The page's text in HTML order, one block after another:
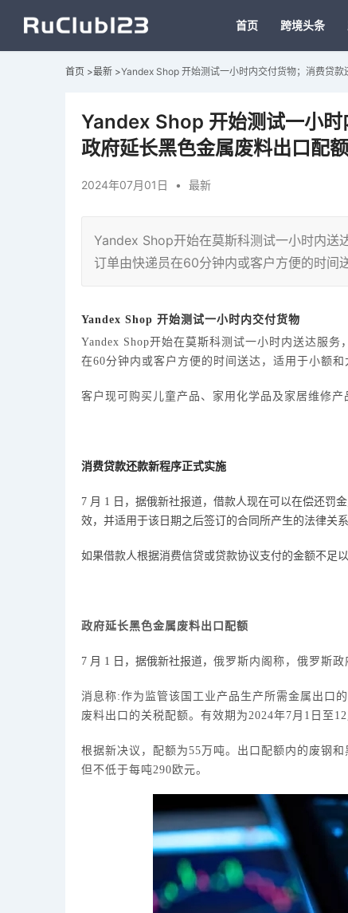
首页 跨境头条
首页 >最新 >Yandex Shop 开始测试一小时内交付货物；消费贷
Yandex Shop 开始测试一小
政府延长黑色金属废料出口配额
2024年07月01日 • 最新
Yandex Shop开始在莫斯科测试一小时内送
订单由快递员在60分钟内或客户方便的时间
Yandex Shop 开始测试一小时内交付货物
Yandex Shop开始在莫斯科测试一小时内送达服
在60分钟内或客户方便的时间送达，适用于小额和
客户现可购买儿童产品、家用化学品及家居维修
消费贷款还款新程序正式实施
7 月 1 日，据俄新社报道，借款人现在可以在偿还罚
效，并适用于该日期之后签订的合同所产生的法律关系
如果借款人根据消费信贷或贷款协议支付的金额不足
政府延长黑色金属废料出口配额
7 月 1 日，据俄新社报道， 俄罗斯内阁称，俄罗斯
消息称:作为监管该国工业产品生产所需金属出口
废料出口的关税配额。有效期为2024年7月1日至12
根据新决议，配额为55万吨。出口配额内的废钢
但不低于每吨290欧元。